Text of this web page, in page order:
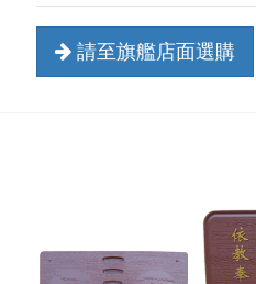
請至旗艦店面選購